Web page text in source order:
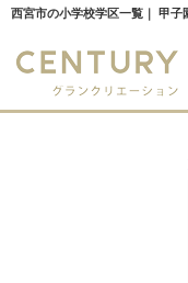
西宮市の小学校学区一覧｜ 甲